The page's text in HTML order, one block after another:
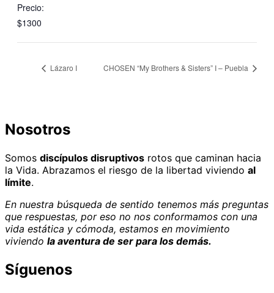
Precio:
$1300
Lázaro I CHOSEN “My Brothers & Sisters” I – Puebla
Nosotros
Somos discípulos disruptivos rotos que caminan hacia
la Vida. Abrazamos el riesgo de la libertad viviendo al
límite.
En nuestra búsqueda de sentido tenemos más preguntas
que respuestas, por eso no nos conformamos con una
vida estática y cómoda, estamos en movimiento
viviendo la aventura de ser para los demás.
Síguenos